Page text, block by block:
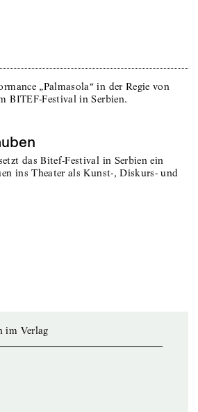
das Bitef-Festival in Serbien ein
ins Theater als Kunst-, Diskurs- und
im Verlag